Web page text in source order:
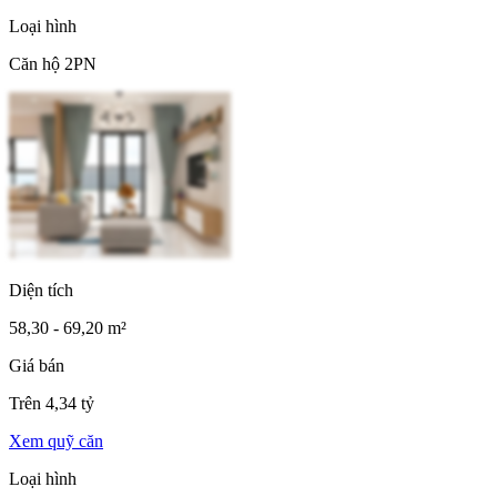
Loại hình
Căn hộ 2PN
Diện tích
58,30 - 69,20 m²
Giá bán
Trên 4,34 tỷ
Xem quỹ căn
Loại hình